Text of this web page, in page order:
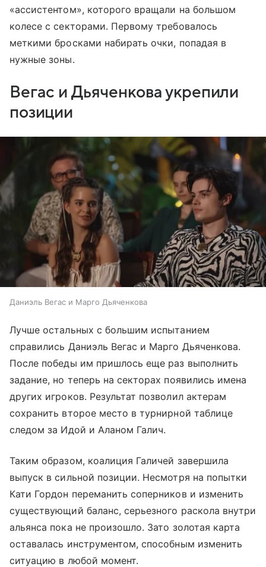
«ассистентом», которого вращали на большом
колесе с секторами. Первому требовалось
меткими бросками набирать очки, попадая в
нужные зоны.
Вегас и Дьяченкова укрепили
позиции
Даниэль Вегас и Марго Дьяченкова
Лучше остальных с большим испытанием
справились Даниэль Вегас и Марго Дьяченкова.
После победы им пришлось еще раз выполнить
задание, но теперь на секторах появились имена
других игроков. Результат позволил актерам
сохранить второе место в турнирной таблице
следом за Идой и Аланом Галич.
Таким образом, коалиция Галичей завершила
выпуск в сильной позиции. Несмотря на попытки
Кати Гордон переманить соперников и изменить
существующий баланс, серьезного раскола внутри
альянса пока не произошло. Зато золотая карта
оставалась инструментом, способным изменить
ситуацию в любой момент.